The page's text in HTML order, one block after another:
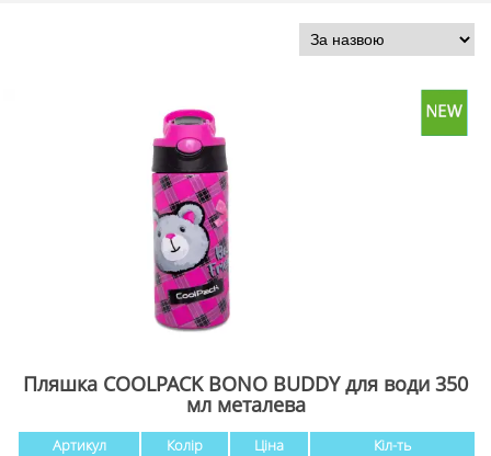
Пляшка COOLPACK BONO BUDDY для води 350
мл металева
Артикул Колір Ціна
Кіл-ть